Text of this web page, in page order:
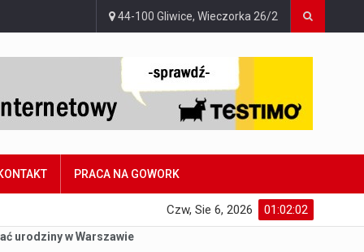
44-100 Gliwice, Wieczorka 26/2
PRACA NA GOWORK
01:02:03
Czw, Sie 6, 2026
urodziny w Warszawie